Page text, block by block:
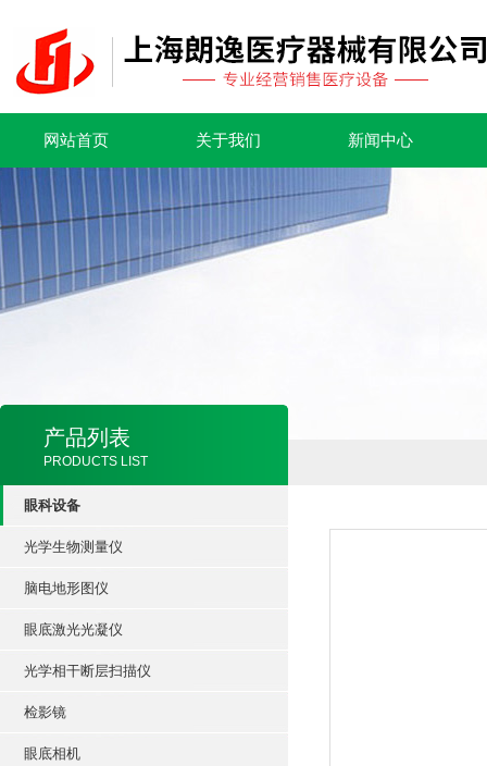
网站首页 关于我们 新闻中心
产品列表
PRODUCTS LIST
眼科设备
光学生物测量仪
脑电地形图仪
眼底激光光凝仪
光学相干断层扫描仪
检影镜
眼底相机